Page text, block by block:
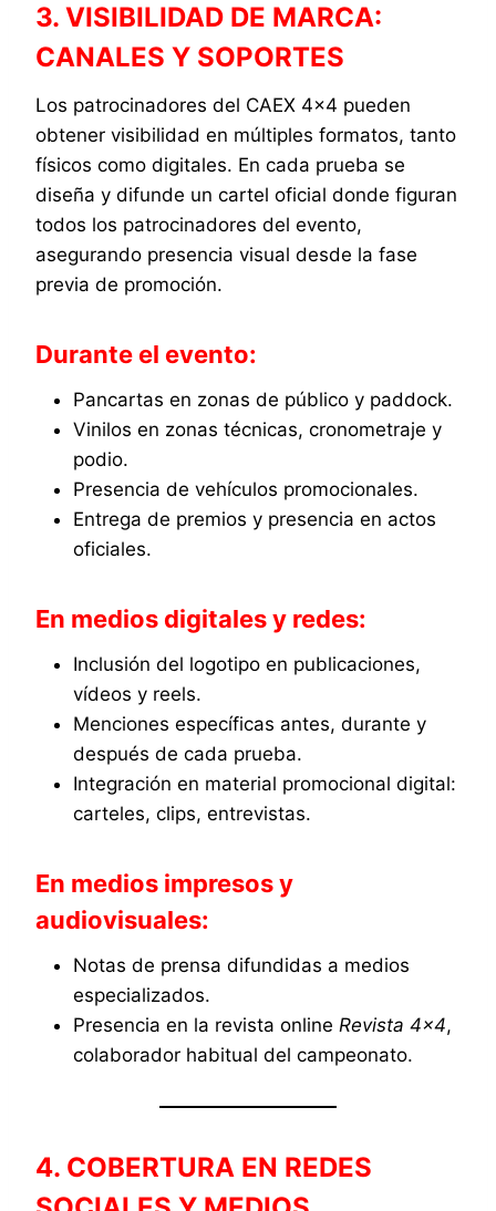
3. VISIBILIDAD DE MARCA:
CANALES Y SOPORTES
Los patrocinadores del CAEX 4×4 pueden
obtener visibilidad en múltiples formatos, tanto
físicos como digitales. En cada prueba se
diseña y difunde un cartel oficial donde figuran
todos los patrocinadores del evento,
asegurando presencia visual desde la fase
previa de promoción.
Durante el evento:
Pancartas en zonas de público y paddock.
Vinilos en zonas técnicas, cronometraje y
podio.
Presencia de vehículos promocionales.
Entrega de premios y presencia en actos
oficiales.
En medios digitales y redes:
Inclusión del logotipo en publicaciones,
vídeos y reels.
Menciones específicas antes, durante y
después de cada prueba.
Integración en material promocional digital:
carteles, clips, entrevistas.
En medios impresos y
audiovisuales:
Notas de prensa difundidas a medios
especializados.
Presencia en la revista online Revista 4×4,
colaborador habitual del campeonato.
4. COBERTURA EN REDES